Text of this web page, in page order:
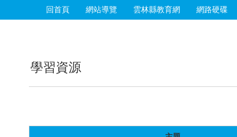
回首頁 網站導覽 雲林縣教育網 網路硬碟
學習資源